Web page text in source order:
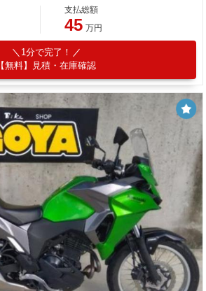
支払総額
45 万円
1分で完了！
【無料】見積・在庫確認